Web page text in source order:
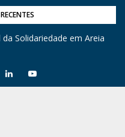
Solidariedade em Areia